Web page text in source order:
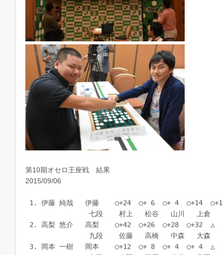
第10期オセロ王座戦 結果
2015/09/06
1. 伊藤 純哉   伊藤    ○+24  ○+ 6  ○+ 4  ○+14  ○+18  ○+18   6勝 0敗 0分
                七段    村上   松谷   山川   上倉   山崎   為則    372.00  +84
 2. 高梨 悠介   高梨    ○+42  ○+26  ○+28  ○+32  △  0  ○+ 6   5勝 0敗 1分
                九段    佐藤   高橋   中森   大森   岡本   福永    409.00 +134
 3. 岡本 一樹   岡本    ○+12  ○+ 8  ○+ 4  ○+ 4  △  0  ○+10   5勝 0敗 1分
                九段    大野   三屋   佐谷   宮岡   高梨   山川    370.00  +38
 4. 三屋 伸明   三屋    ○+ 2  ×- 8  ○+12  ○+50  ○+48  ○+20   5勝 1敗 0分
                六段    清信   岡本   齋藤   結城   宮岡   山崎    389.00 +124
 5. 松本 裕之   松本    ×- 4  ○+36  ○+20  ○+26  ○+20  ○+40   5勝 1敗 0分
                四段    齋藤   代田   濱     石川   藍原   大森    363.00 +138
 6. 佐谷 哲     佐谷    ○+ 6  ○+14  ×- 4  ○+ 8  ○+ 6  ○+20   5勝 1敗 0分
                六段    中野   福永   岡本   清信   長野   佐藤    358.00  +50
 7. 為則 英司   為則    ○+28  ○+14  ○+20  ○+10  ○+12  ×-18   5勝 1敗 0分
                九段    飯島   齋藤   早坂   佐々木 佐脇   伊藤    357.00  +66
 8. 村上 健     村上    ×-24  ○+ 4  ○+26  ○+ 8  ○+30  ○+14   5勝 1敗 0分
                九段    伊藤   奈良   栗原   浦野   福地   木下    353.00  +58
 9. 後藤 宏     後藤    ○+24  ×-14  ○+ 4  ○+ 6  △  0  ○+ 2   4勝 1敗 1分
                七段    佐脇   齋藤   中島   長崎   中森   船津    326.00  +22
10. 中森 弘樹   中森    ○+26  ○+ 6  ×-28  ○+10  △  0  ○+ 6   4勝 1敗 1分
                六段    山崎   和泉   高梨   中野   後藤   荒木    325.00  +20
11. 福永 小鉢   福永    ○+ 2  ×-14  ○+28  ○+26  ○+32  ×- 6   4勝 2敗 0分
                三段    長崎   佐谷   松永   井手   上倉   高梨    355.00  +68
12. 上倉 大亮   上倉    ○+50  ○+ 4  ○+28  ×-14  ×-32  ○+12   4勝 2敗 0分
                六段    中西   浦野   末國   伊藤   福永   福地    348.00  +48
13. 長野 泰志   長野    ○+28  ○+36  ×-10  ○+16  ×- 6  ○+28   4勝 2敗 0分
                五段    倉橋   塚本   福地   高橋   佐谷   中野    346.00  +92
13. 宮岡 環     宮岡    ○+14  ○+18  ○+20  ×- 4  ×-48  ○+26   4勝 2敗 0分
                七段    結城   朝比奈 齋藤   岡本   三屋   井手    346.00  +26
15. 山川 高志   山川    ○+ 6  ○+ 6  ×- 4  ○+ 6  ○+28  ×-10   4勝 2敗 0分
                七段    奈良   山崎   伊藤   中西   中野   岡本    337.00  +32
16. 山崎 蛍太   山崎    ○+62  ○+28  ○+ 2  ○+ 4  ×-18  ×-20   4勝 2敗 0分
                二段    板垣   松永   石川   福地   伊藤   三屋    329.00  +58
17. 岩田 浩幸   岩田    ×- 2  ×- 8  ○+34  ○+16  ○+14  ○+26   4勝 2敗 0分
                五段    佐々木 大野   谷田   竹信   奈良   佐脇    328.00  +80
18. 大森 敬太   大森    ○+14  ○+ 8  ○+46  ×-32  ○+ 6  ×-40   4勝 2敗 0分
                六段    佐藤   龍見   戸田   高梨   大野   松本    322.00  + 2
18. 齋藤 健太   齋藤    ○+16  ×-14  ×-12  ○+12  ○+ 4  ○+14   4勝 2敗 0分
                四段    冨永   為則   三屋   松永   清信   北島    322.00  +20
20. 朝比奈 諭   朝比奈  ○+10  ×-18  ×- 8  ○+ 2  ○+28  ○+36   4勝 2敗 0分
                三段    梅沢   宮岡   中野   安藤   柳     倉橋    319.00  +50
21. 末國 誠     末國    ○+22  ○+34  ×-28  ×-10  ○+20  ○+16   4勝 2敗 0分
                九段    谷田   滝沢   上倉   荒木   宮坂   大野    318.00  +54
22. 早坂 敏江   早坂    ○+20  △  0  ×-20  △  0  ○+18  ○+ 4   3勝 1敗 2分
                三段    濱     栗原   為則   清水   高橋   浦野    317.00  +22
23. 龍見 有希子 龍見    ○+10  ×- 8  ×- 6  ○+52  ○+ 4  ○+20   4勝 2敗 0分
                六段    大竹   大森   木下   板垣   中西   藍原    315.00  +72
24. 齋藤 綾     齋藤    ○+ 4  ○+14  ×-20  ×-36  ○+14  ○+ 8   4勝 2敗 0分
                四段    松本   後藤   宮岡   大野   滝沢   佐々木  313.00  -16
25. 佐藤 久和   佐藤    ×-42  ○+ 2  ○+ 8  ○+18  ○+ 8  ×-20   4勝 2敗 0分
                三段    高梨   齋藤   梅沢   柳     佐々木 佐谷    308.00  -26
26. 木下 央子   木下    ○+32  ×-12  ○+ 6  ○+ 8  △  0  ×-14   3勝 2敗 1分
                五段    安藤   佐々木 龍見   戸田   荒木   村上    325.00  +20
27. 荒木 靖之   荒木    ○+18  ×-18  ○+ 4  ○+10  △  0  ×- 6   3勝 2敗 1分
                五段    中島   石川   清水   末國   木下   中森    313.00  + 8
28. 栗原 在     栗原    ○+30  △  0  ×-26  ×- 2  ○+ 2  ○+18   3勝 2敗 1分
                四段    渡辺   早坂   村上   佐脇   清水   山中    311.00  +22
29. 坂口 和大   坂口    ×-24  ×-22  ○+32  ○+38  △  0  ○+14   3勝 2敗 1分
                九段    戸田   竹信   佐藤   飯島   山中   宮坂    286.00  +38
30. 清信 健太   清信    ×- 2  ○+38  ○+ 6  ×- 8  ×- 4  ○+22   3勝 3敗 0分
                五段    三屋   倉橋   滝沢   佐谷   齋藤   柳      344.00  +52
31. 佐々木 惣平 佐々木  ○+ 2  ○+12  ○+32  ×-10  ×- 8  ×- 8   3勝 3敗 0分
                七段    岩田   木下   井手   為則   佐藤   齋藤    343.00  +20
32. 大野 友弘   大野    ×-12  ○+ 8  ○+ 2  ○+36  ×- 6  ×-16   3勝 3敗 0分
                七段    岡本   岩田   大清水 齋藤   大森   末國    339.00  +12
33. 中野 讓     中野    ×- 6  ○+20  ○+ 8  ×-10  ○+10  ×-28   3勝 3敗 0分
                六段    佐谷   北島   朝比奈 中森   長崎   長野    330.00  - 6
34. 浦野 健人   浦野    ○+14  ×- 4  ○+10  ×- 8  ○+ 6  ×- 4   3勝 3敗 0分
                二段    山中   上倉   塚本   村上   戸田   早坂    323.00  +14
35. 梅沢 佳紀   梅沢    ×-10  ○+14  ×- 8  ○+14  ×- 2  ○+28   3勝 3敗 0分
                五段    朝比奈 冨永   佐藤   長尾   船津   石川    318.00  +36
36. 長崎 秀和   長崎    ×- 2  ○+26  ○+12  ×- 6  ×-10  ○+20   3勝 3敗 0分
                六段    福永   谷田   宮坂   後藤   中野   結城    317.00  +40
37. 福地 啓介   福地    ○+18  ○+ 4  ○+10  ×- 4  ×-30  ×-12   3勝 3敗 0分
                四段    麻生   宮坂   長野   山崎   村上   上倉    317.00  -14
38. 奈良 颯馬   奈良    ×- 6  ×- 4  ○+24  ○+10  ×-14  ○+12   3勝 3敗 0分
                三段    山川   村上   渡辺   山崎   岩田   和泉    317.00  +22
39. 戸田 智也   戸田    ○+24  ○+18  ×-46  ×- 8  ×- 6  ○+24   3勝 3敗 0分
                七段    坂口   藍原   大森   木下   浦野   中野    309.00  + 6
40. 高橋 里美   高橋    ○+20  ×-26  ○+10  ×-16  ×-18  ○+16   3勝 3敗 0分
                五段    長尾   高梨   麻生   長野   早坂   滝沢    308.00  -14
41. 佐脇 裕輔   佐脇    ×-24  ○+18  ○+32  ○+ 2  ×-12  ×-26   3勝 3敗 0分
                五段    後藤   長尾   板垣   栗原   為則   岩田    307.00  -10
42. 山崎 冬矢   山崎    ○+16  ×- 6  ×-10  ×-10  ○+10  ○+44   3勝 3敗 0分
                二段    中野   山川   柳     奈良   長尾   濱      304.00  +44
43. 藍原 重朗   藍原    ○+36  ×-18  ○+12  ○+ 4  ×-20  ×-20   3勝 3敗 0分
                三段    齋藤   戸田   竹信   和泉   松本   龍見    303.00  - 6
44. 北島 秀樹   北島    ×-12  ×-20  ○+10  ○+18  ○+42  ×-14   3勝 3敗 0分
                七段    宮坂   中野   山崎   麻生   和泉   齋藤    300.00  +24
45. 中島 哲也   中島    ×-18  ○+ 8  ×- 4  ×- 8  ○+24  ○+40   3勝 3敗 0分
                八段    荒木   佐藤   後藤   滝沢   渡辺   竹信    297.00  +42
46. 船津 あすか 船津    ×- 8  ○+10  ×- 2  ○+34  ○+ 2  ×- 2   3勝 3敗 0分
                五段    柳     飯島   和泉   松谷   梅沢   後藤    296.00  +34
46. 冨永 健太   冨永    ×-16  ×-14  ○+20  ×-20  ○+ 8  ○+38   3勝 3敗 0分
                八段    齋藤   梅沢   齋藤   倉橋   松谷   山崎    296.00  +16
48. 麻生 大祐   麻生    ×-18  ○+16  ×-10  ×-18  ○+34  ○+14   3勝 3敗 0分
                五段    福地   大竹   高橋   北島   谷田   佐藤    285.00  +18
49. 井手 彰子   井手    ○+14  ○+36  ×-32  ×-26  ○+12  ×-26   3勝 3敗 0分
                二段    竹信   柳     佐々木 福永   結城   宮岡    283.00  -22
50. 倉橋 哲史   倉橋    ×-28  ×-38  ○+30  ○+20  ○+ 2  ×-36   3勝 3敗 0分
                四段    長野   清信   佐藤   冨永   石川   朝比奈  275.00  -50
51. 齋藤 理基   齋藤    ×-36  ×- 2  ×-20  ○+16  ○+12  ○+ 2   3勝 3敗 0分
                五段    藍原   佐藤   冨永   佐藤   大清水 中西    268.00  -28
52. 清水 直希   清水    ×- 6  ○+28  ×- 4  △  0  ×- 2  ○+42   2勝 3敗 1分
                四段    塚本   安藤   荒木   早坂   栗原   渡辺    323.00  +58
53. 山中 真美   山中    ×-14  ○+28  ×- 2  ○+18  △  0  ×-18   2勝 3敗 1分
                五段    浦野   佐藤   結城   大清水 坂口   栗原    294.00  +12
54. 石川 明     石川    ○+30  ○+18  ×- 2  ×-26  ×- 2  ×-28   2勝 4敗 0分
                四段    重冨   荒木   山崎   松本